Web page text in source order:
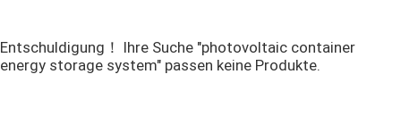
Entschuldigung！ Ihre Suche "photovoltaic container
energy storage system" passen keine Produkte.